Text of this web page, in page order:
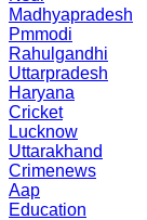
Madhyapradesh
Pmmodi
Rahulgandhi
Uttarpradesh
Haryana
Cricket
Lucknow
Uttarakhand
Crimenews
Aap
Education